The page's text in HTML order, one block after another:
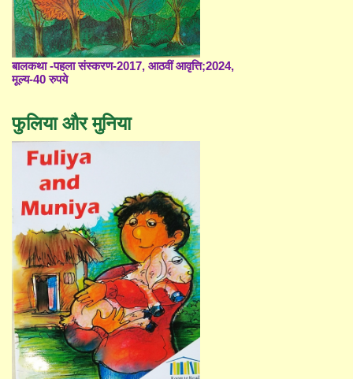
बालकथा -पहला संस्करण-2017, आठवीं आवृत्ति;2024,
मूल्य-40 रुपये
फुलिया और मुनिया